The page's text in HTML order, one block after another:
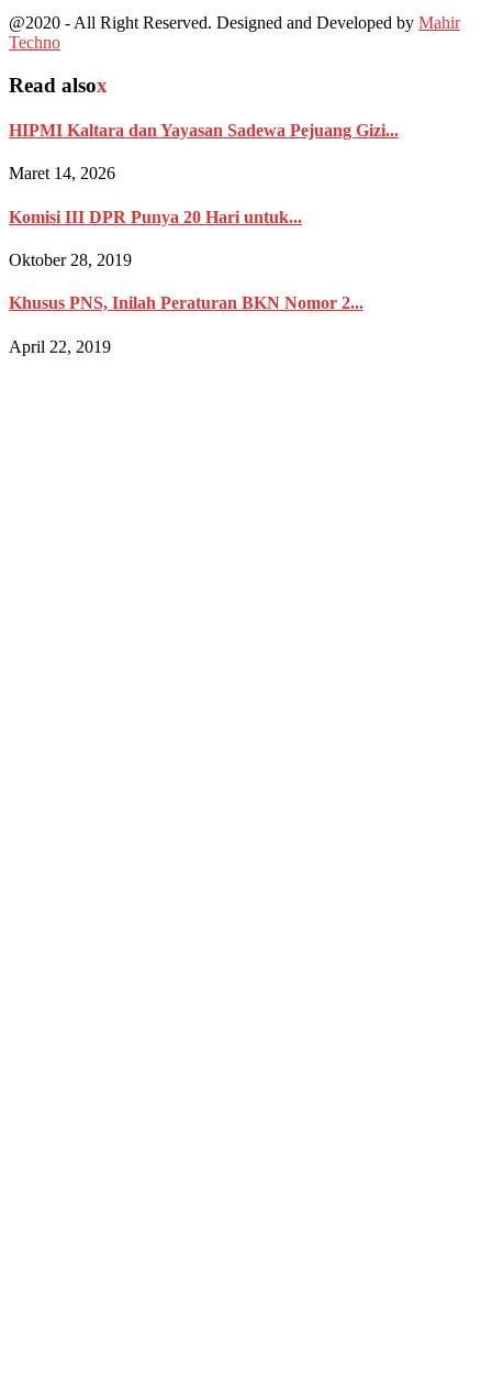
@2020 - All Right Reserved. Designed and Developed by Mahir
Techno
Read alsox
HIPMI Kaltara dan Yayasan Sadewa Pejuang Gizi...
Maret 14, 2026
Komisi III DPR Punya 20 Hari untuk...
Oktober 28, 2019
Khusus PNS, Inilah Peraturan BKN Nomor 2...
April 22, 2019